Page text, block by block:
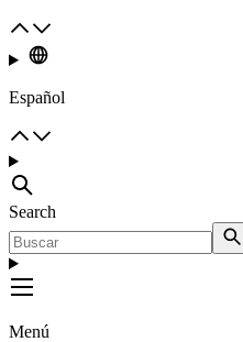
Español
Search
Menú